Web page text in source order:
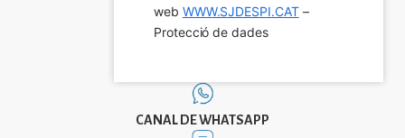
web WWW.SJDESPI.CAT –
Protecció de dades
CANAL DE WHATSAPP